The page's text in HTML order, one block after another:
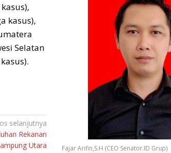
kasus),
Selatan
selanjutnya
Rekanan
Utara
Fajar Arifin,S.H (CEO Senator.ID Grup)